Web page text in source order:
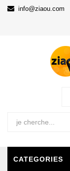
info@ziaou.com
CATEGORIES